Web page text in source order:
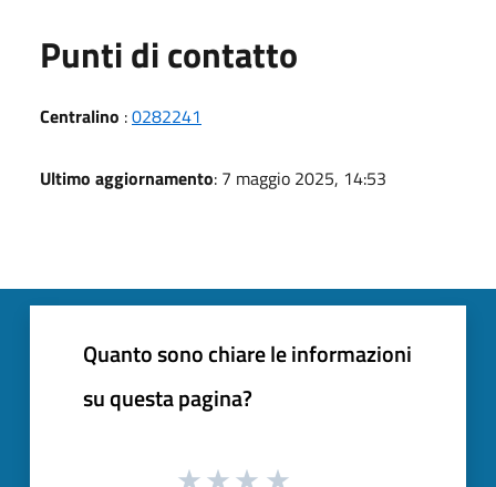
Punti di contatto
Centralino :0282241
Ultimo aggiornamento: 7 maggio 2025, 14:53
Quanto sono chiare le informazioni
su questa pagina?